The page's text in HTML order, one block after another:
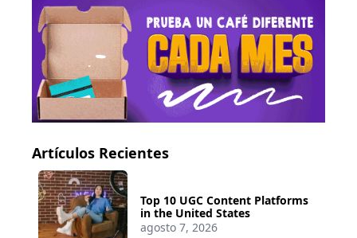
Artículos Recientes
Top 10 UGC Content Platforms
in the United States
agosto 7, 2026